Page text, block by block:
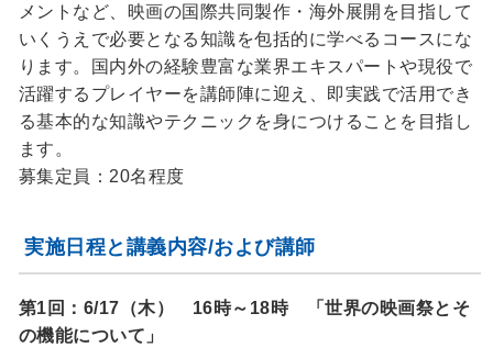
メントなど、映画の国際共同製作・海外展開を目指して
いくうえで必要となる知識を包括的に学べるコースにな
ります。国内外の経験豊富な業界エキスパートや現役で
活躍するプレイヤーを講師陣に迎え、即実践で活用でき
る基本的な知識やテクニックを身につけることを目指し
ます。
募集定員：20名程度
実施日程と講義内容/および講師
第1回：6/17（木） 16時～18時 「世界の映画祭とそ
の機能について」